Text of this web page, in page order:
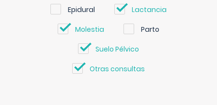
Epidural Lactancia
Molestia Parto
Suelo Pélvico
Otras consultas